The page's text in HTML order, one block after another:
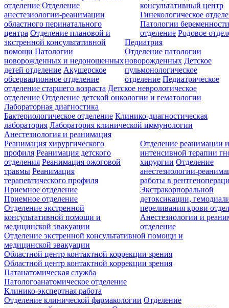
отделение Отделение
анестезиологии-реанимации
областного перинатального
центра Отделение плановой и
экстренной консультативной
помощи Патологии
новорожденных и недоношенных
детей отделение Акушерское
обсервационное отделение
консультативный центр
Гинекологическое
Патологии
отделение Родовое
Педиатрия
Отделение патологии
новорожденных Детское
пульмонологическое
отделение Педиатрическое
отделение старшего возраста Детское неврологическое
отделение Отделение детской онкологии и гематологии
Лабораторная диагностика
Бактериологическое отделение Клинико-диагностическая
лаборатория Лаборатория клинической иммунологии
Анестезиология и реанимация
Реанимация хирургического
профиля Реанимация детского
отделения Реанимация ожоговой
травмы Реанимация
терапевтического профиля
Отделение реанимации
интенсивной терапии
хирургии Отделение
анестезиологии-
работы в
Экстракорпоральной
детоксикации,
переливания крови
Анестезиологии и
отделение
Приемное отделение
Приемное отделение
Отделение экстренной
консультативной помощи и
медицинской эвакуации
Отделение экстренной консультативной помощи и
медицинской эвакуации
Областной центр контактной коррекции зрения
Областной центр контактной коррекции зрения
Патанатомическая служба
Патологоанатомическое отделение
Клинико-экспертная работа
Отделение клинической фармакологии Отделение